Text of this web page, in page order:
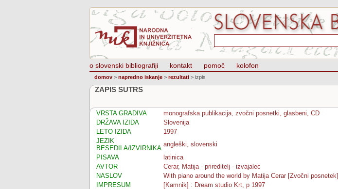
o slovenski bibliografiji kontakt pomoč kolofon
domov > napredno iskanje > rezultati > izpis
ZAPIS SUTRS
VRSTA GRADIVA
monografska publikacija, zvočni posnetki, glasbeni, CD
DRŽAVA IZIDA
Slovenija
LETO IZIDA
1997
JEZIK
BESEDILA/IZVIRNIKA
angleški, slovenski
PISAVA
latinica
AVTOR
Cerar, Matija - prireditelj - izvajalec
NASLOV
With piano around the world by Matija Cerar [Zvočni posnetek]
IMPRESUM
[Kamnik] : Dream studio Krt, p 1997